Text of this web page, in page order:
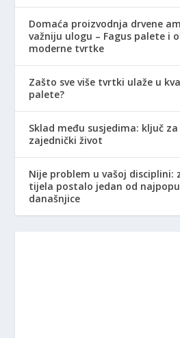
Domaća proizvodnja drvene
važniju ulogu – Fagus palete i
moderne tvrtke
Zašto sve više tvrtki ulaže u
palete?
Sklad među susjedima: ključ
zajednički život
Nije problem u vašoj disciplini:
tijela postalo jedan od
današnjice